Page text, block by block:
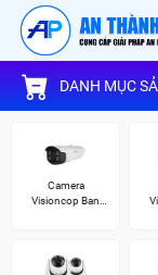
DANH MỤC
Camera
Visioncop Ban